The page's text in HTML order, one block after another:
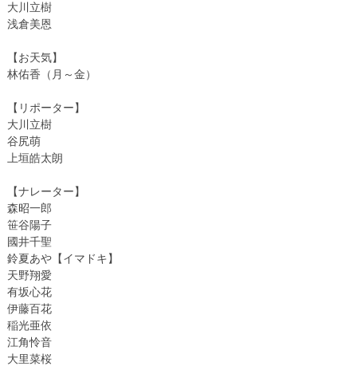
大川立樹
浅倉美恩
【お天気】
林佑香（月～金）
【リポーター】
大川立樹
谷尻萌
上垣皓太朗
【ナレーター】
森昭一郎
笹谷陽子
國井千聖
鈴夏あや【イマドキ】
天野翔愛
有坂心花
伊藤百花
稲光亜依
江角怜音
大里菜桜